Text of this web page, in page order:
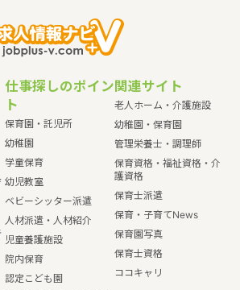
仕事探しのポイン
ト
保育園・託児所
幼稚園
学童保育
幼児教室
ベビーシッター派遣
人材派遣・人材紹介
児童養護施設
院内保育
認定こども園
関連サイト
老人ホーム・介護施設
幼稚園・保育園
管理栄養士・調理師
保育資格・福祉資格・介
護資格
保育士派遣
保育・子育てNews
保育園写真
保育士資格
ココキャリ